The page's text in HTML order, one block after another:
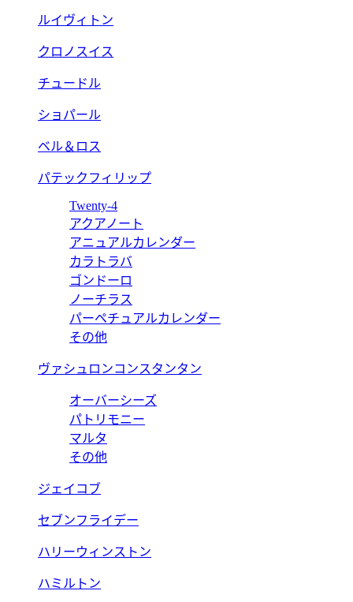
ルイヴィトン
クロノスイス
チュードル
ショパール
ベル＆ロス
パテックフィリップ
Twenty-4
アクアノート
アニュアルカレンダー
カラトラバ
ゴンドーロ
ノーチラス
パーペチュアルカレンダー
その他
ヴァシュロンコンスタンタン
オーバーシーズ
パトリモニー
マルタ
その他
ジェイコブ
セブンフライデー
ハリーウィンストン
ハミルトン